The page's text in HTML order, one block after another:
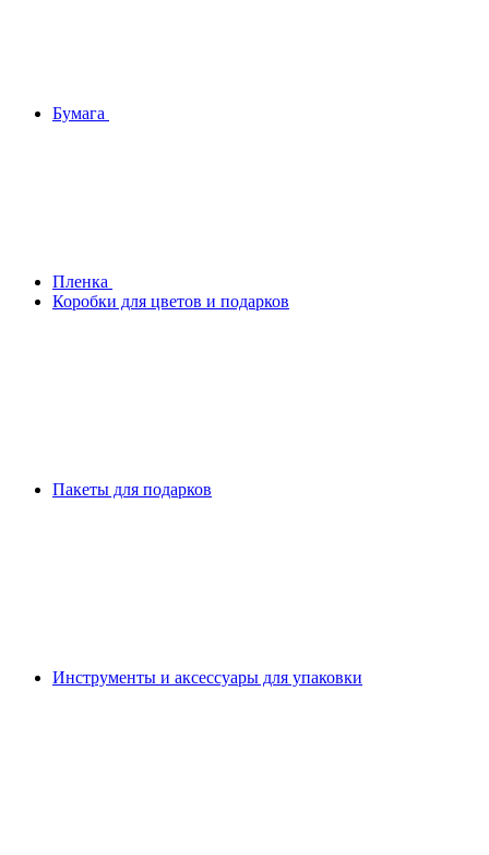
Бумага
Плeнка
Коробки для цветов и подарков
Пакеты для подарков
Инструменты и аксессуары для упаковки